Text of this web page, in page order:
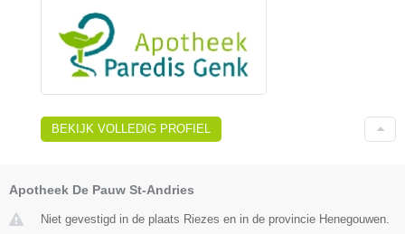
BEKIJK VOLLEDIG PROFIEL
Apotheek De Pauw St-Andries
Niet gevestigd in de plaats Riezes en in de provincie Henegouwen.